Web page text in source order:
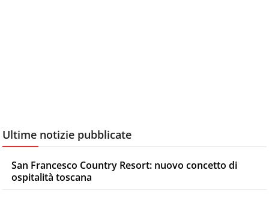
Ultime notizie pubblicate
San Francesco Country Resort: nuovo concetto di
ospitalità toscana